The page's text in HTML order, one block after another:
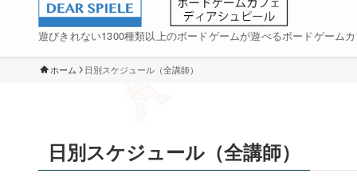
遊びきれない1300種類以上のボードゲームが遊べるボードゲーム
ホーム 日別スケジュール（全講師）
日別スケジュール（全講師）